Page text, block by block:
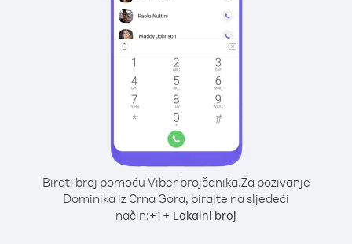
Birati broj pomoću Viber brojčanika.Za pozivanje
Dominika iz Crna Gora, birajte na sljedeći
način:+1 + Lokalni broj